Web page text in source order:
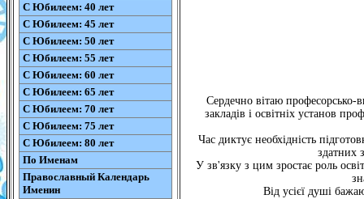
С Юбилеем: 40 лет
С Юбилеем: 45 лет
С Юбилеем: 50 лет
С Юбилеем: 55 лет
С Юбилеем: 60 лет
С Юбилеем: 65 лет
С Юбилеем: 70 лет
С Юбилеем: 75 лет
С Юбилеем: 80 лет
По Именам
Православный Календарь
Именин
Сердечно вітаю професорсько-
закладів і освітніх установ
Час диктує необхідність
здатних
У зв'язку з цим зростає роль
Від усієї душі